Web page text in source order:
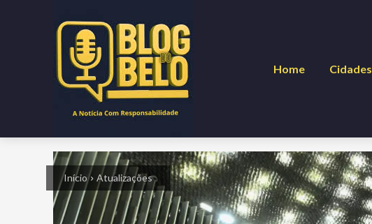
Home Cidades
Início Atualizações